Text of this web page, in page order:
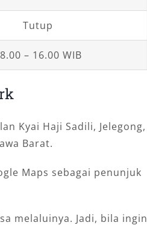
Tutup
– 16.00 WIB
Kyai Haji Sadili, Jelegong,
Barat.
Maps sebagai penunjuk
melaluinya. Jadi, bila ingin